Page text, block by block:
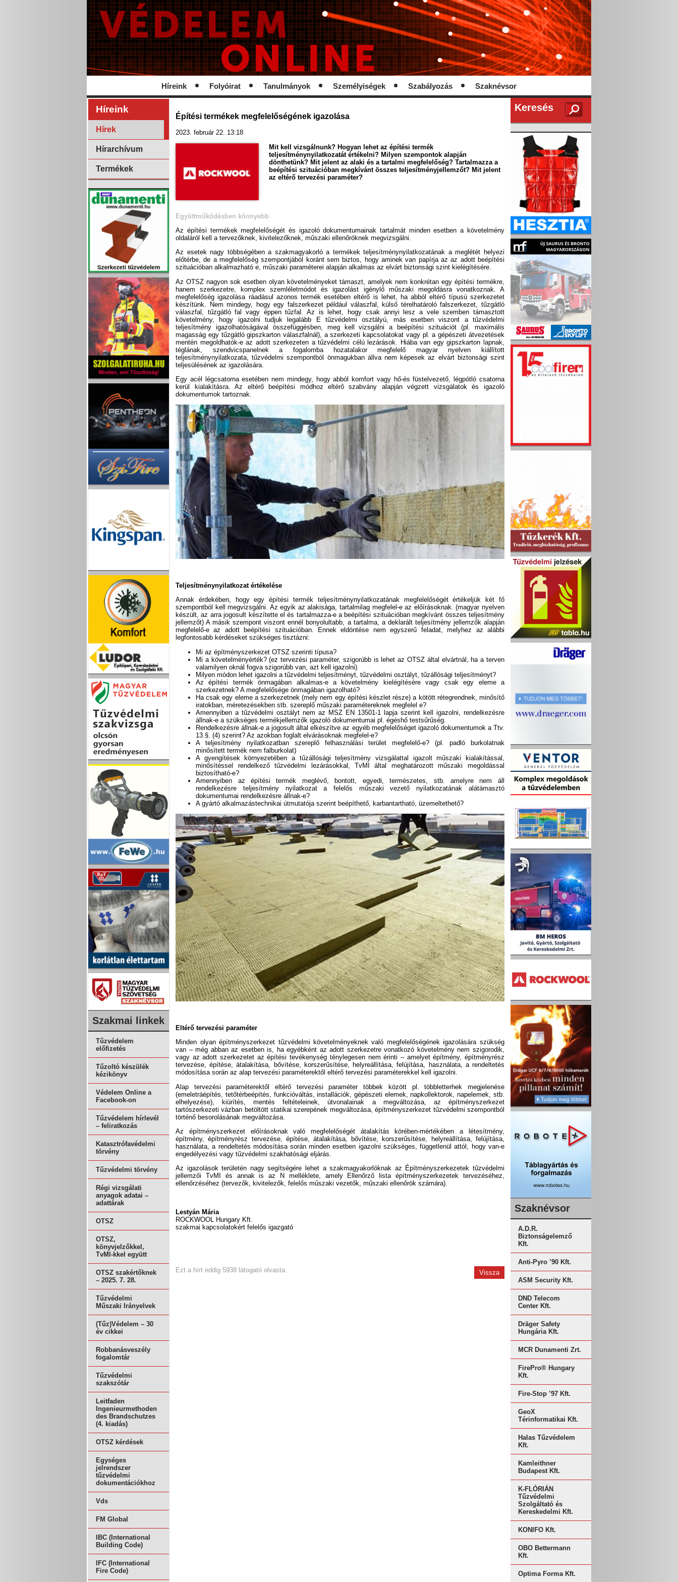
Híreink Folyóirat Tanulmányok Személyiségek Szabályozás Szaknévsor
Híreink
Hírek
Hírarchívum
Termékek
Szakmai linkek
Tűzvédelem
előfizetés
Tűzoltó készülék
kézikönyv
Védelem Online a
Facebook-on
Tűzvédelem hírlevél
– feliratkozás
Katasztrófavédelmi
törvény
Tűzvédelmi törvény
Régi vizsgálati
anyagok adatai –
adattárak
OTSZ
OTSZ,
könyvjelzőkkel,
TvMI-kkel együtt
OTSZ szakértőknek
– 2025. 7. 28.
Tűzvédelmi
Műszaki Irányelvek
(Tűz)Védelem – 30
év cikkei
Robbanásveszély
fogalomtár
Tűzvédelmi
szakszótár
Leitfaden
Ingenieurmethoden
des Brandschutzes
(4. kiadás)
OTSZ kérdések
Egységes
jelrendszer
tűzvédelmi
dokumentációkhoz
Vds
FM Global
IBC (International
Building Code)
IFC (International
Fire Code)
Építési termékek megfelelőségének igazolása
2023. február 22. 13:18
Mit kell vizsgálnunk? Hogyan lehet az építési termék
teljesítménynyilatkozatát értékelni? Milyen szempontok alapján
dönthetünk? Mit jelent az alaki és a tartalmi megfelelőség? Tartalmazza a
beépítési szituációban megkívánt összes teljesítményjellemzőt? Mit jelent
az eltérő tervezési paraméter?
Együttműködésben könnyebb
Az építési termékek megfelelőségét és igazoló dokumentumainak tartalmát minden esetben a követelmény
oldaláról kell a tervezőknek, kivitelezőknek, műszaki ellenőröknek megvizsgálni.
Az esetek nagy többségében a szakmagyakorló a termékek teljesítménynyilatkozatának a meglétét helyezi
előtérbe, de a megfelelőség szempontjából koránt sem biztos, hogy aminek van papírja az az adott beépítési
szituációban alkalmazható e, műszaki paraméterei alapján alkalmas az elvárt biztonsági szint kielégítésére.
Az OTSZ nagyon sok esetben olyan követelményeket támaszt, amelyek nem konkrétan egy építési termékre,
hanem szerkezetre, komplex szemléletmódot és igazolást igénylő műszaki megoldásra vonatkoznak. A
megfelelőség igazolása ráadásul azonos termék esetében eltérő is lehet, ha abból eltérő típusú szerkezetet
készítünk. Nem mindegy, hogy egy falszerkezet például válaszfal, külső térelhatároló falszerkezet, tűzgátló
válaszfal, tűzgátló fal vagy éppen tűzfal. Az is lehet, hogy csak annyi lesz a vele szemben támasztott
követelmény, hogy igazolni tudjuk legalább E tűzvédelmi osztályú, más esetben viszont a tűzvédelmi
teljesítmény igazolhatóságával összefüggésben, meg kell vizsgálni a beépítési szituációt (pl. maximális
magasság egy tűzgátló gipszkarton válaszfalnál), a szerkezeti kapcsolatokat vagy pl. a gépészeti átvezetések
mentén megoldhatók-e az adott szerkezeten a tűzvédelmi célú lezárások. Hiába van egy gipszkarton lapnak,
téglának, szendvicspanelnek a fogalomba hozatalakor megfelelő magyar nyelven kiállított
teljesítménynyilatkozata, tűzvédelmi szempontból önmagukban állva nem képesek az elvárt biztonsági szint
teljesülésének az igazolására.
Egy acél légcsatorna esetében nem mindegy, hogy abból komfort vagy hő-és füstelvezető, légpótló csatorna
kerül kialakításra. Az eltérő beépítési módhoz eltérő szabvány alapján végzett vizsgálatok és igazoló
dokumentumok tartoznak.
Teljesítménynyilatkozat értékelése
Annak érdekében, hogy egy építési termék teljesítménynyilatkozatának megfelelőségét értékeljük két fő
szempontból kell megvizsgálni. Az egyik az alakisága, tartalmilag megfelel-e az előírásoknak. (magyar nyelven
készült, az arra jogosult készítette el és tartalmazza-e a beépítési szituációban megkívánt összes teljesítmény
jellemzőt) A másik szempont viszont ennél bonyolultabb, a tartalma, a deklarált teljesítmény jellemzők alapján
megfelelő-e az adott beépítési szituációban. Ennek eldöntése nem egyszerű feladat, melyhez az alábbi
legfontosabb kérdéseket szükséges tisztázni:
Mi az építményszerkezet OTSZ szerinti típusa?
Mi a követelményérték? (ez tervezési paraméter, szigorúbb is lehet az OTSZ által elvártnál, ha a terven
valamilyen oknál fogva szigorúbb van, azt kell igazolni)
Milyen módon lehet igazolni a tűzvédelmi teljesítményt, tűzvédelmi osztályt, tűzállósági teljesítményt?
Az építési termék önmagában alkalmas-e a követelmény kielégítésére vagy csak egy eleme a
szerkezetnek? A megfelelősége önmagában igazolható?
Ha csak egy eleme a szerkezetnek (mely nem egy építési készlet része) a kötött rétegrendnek, minősítő
iratokban, méretezésekben stb. szereplő műszaki paramétereknek megfelel e?
Amennyiben a tűzvédelmi osztályt nem az MSZ EN 13501-1 lapja szerint kell igazolni, rendelkezésre
állnak-e a szükséges termékjellemzők igazoló dokumentumai pl. égéshő testsűrűség.
Rendelkezésre állnak-e a jogosult által elkészítve az egyéb megfelelőséget igazoló dokumentumok a Ttv.
13.§. (4) szerint? Az azokban foglalt elvárásoknak megfelel-e?
A teljesítmény nyilatkozatban szereplő felhasználási terület megfelelő-e? (pl. padló burkolatnak
minősített termék nem falburkolat)
A gyengítések környezetében a tűzállósági teljesítmény vizsgálattal igazolt műszaki kialakítással,
minősítéssel rendelkező tűzvédelmi lezárásokkal, TvMI által meghatározott műszaki megoldással
biztosítható-e?
Amennyiben az építési termék meglévő, bontott, egyedi, természetes, stb. amelyre nem áll
rendelkezésre teljesítmény nyilatkozat a felelős műszaki vezető nyilatkozatának alátámasztó
dokumentumai rendelkezésre állnak-e?
A gyártó alkalmazástechnikai útmutatója szerint beépíthető, karbantartható, üzemeltethető?
Eltérő tervezési paraméter
Minden olyan építményszerkezet tűzvédelmi követelményeknek való megfelelőségének igazolására szükség
van – még abban az esetben is, ha egyébként az adott szerkezetre vonatkozó követelmény nem szigorodik,
vagy az adott szerkezetet az építési tevékenység ténylegesen nem érinti – amelyet építmény, építményrész
tervezése, építése, átalakítása, bővítése, korszerűsítése, helyreállítása, felújítása, használata, a rendeltetés
módosítása során az alap tervezési paraméterektől eltérő tervezési paraméterekkel kell igazolni.
Alap tervezési paraméterektől eltérő tervezési paraméter többek között pl. többletterhek megjelenése
(emeletráépítés, tetőtérbeépítés, funkcióváltás, installációk, gépészeti elemek, napkollektorok, napelemek, stb.
elhelyezése), kiürítés, mentés feltételeinek, útvonalainak a megváltozása, az építményszerkezet
tartószerkezeti vázban betöltött statikai szerepének megváltozása, építményszerkezet tűzvédelmi szempontból
történő besorolásának megváltozása.
Az építményszerkezet előírásoknak való megfelelőségét átalakítás körében-mértékében a létesítmény,
építmény, építményrész tervezése, építése, átalakítása, bővítése, korszerűsítése, helyreállítása, felújítása,
használata, a rendeltetés módosítása során minden esetben igazolni szükséges, függetlenül attól, hogy van-e
engedélyezési vagy tűzvédelmi szakhatósági eljárás.
Az igazolások területén nagy segítségére lehet a szakmagyakorlóknak az Építményszerkezetek tűzvédelmi
jellemzői TvMI és annak is az N melléklete, amely Ellenőrző lista építményszerkezetek tervezéséhez,
ellenőrzéséhez (tervezők, kivitelezők, felelős műszaki vezetők, műszaki ellenőrök számára).
Lestyán Mária
ROCKWOOL Hungary Kft.
szakmai kapcsolatokért felelős igazgató
Vissza
Ezt a hírt eddig 5938 látogató olvasta.
Keresés
Szaknévsor
A.D.R.
Biztonságelemző
Kft.
Anti-Pyro ’90 Kft.
ASM Security Kft.
DND Telecom
Center Kft.
Dräger Safety
Hungária Kft.
MCR Dunamenti Zrt.
FirePro® Hungary
Kft.
Fire-Stop ’97 Kft.
GeoX
Térinformatikai Kft.
Halas Tűzvédelem
Kft.
Kamleithner
Budapest Kft.
K-FLÓRIÁN
Tűzvédelmi
Szolgáltató és
Kereskedelmi Kft.
KONIFO Kft.
OBO Bettermann
Kft.
Optima Forma Kft.